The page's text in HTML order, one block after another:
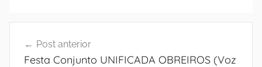
de
Post anterior
Festa Conjunto UNIFICADA OBREIROS (Voz